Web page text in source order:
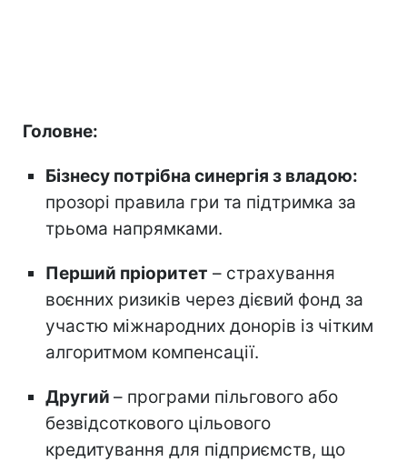
Головне:
Бізнесу потрібна синергія з владою:
прозорі правила гри та підтримка за
трьома напрямками.
Перший пріоритет – страхування
воєнних ризиків через дієвий фонд за
участю міжнародних донорів із чітким
алгоритмом компенсації.
Другий – програми пільгового або
безвідсоткового цільового
кредитування для підприємств, що